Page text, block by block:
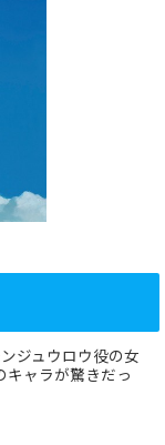
ジュウロウ役の女
キャラが驚きだっ